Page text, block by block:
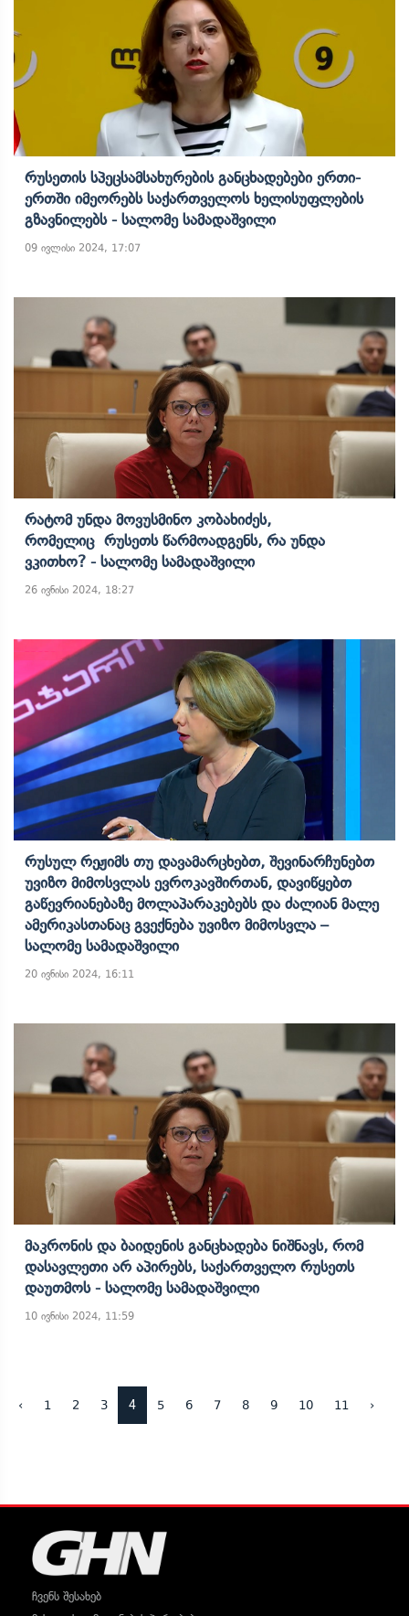
Რუსეთის Სპეცსამსახურების Განცხადებები Ერთი-
Ერთში Იმეორებს Საქართველოს Ხელისუფლების
Გზავნილებს - Სალომე Სამადაშვილი
09 ივლისი 2024, 17:07
Რატომ Უნდა Მოვუსმინო Კობახიძეს,
Რომელიც Რუსეთს Წარმოადგენს, Რა Უნდა
Ვკითხო? - Სალომე Სამადაშვილი
26 ივნისი 2024, 18:27
Რუსულ Რეჟიმს Თუ Დავამარცხებთ, Შევინარჩუნებთ
Უვიზო Მიმოსვლას Ევროკავშირთან, Დავიწყებთ
Გაწევრიანებაზე Მოლაპარაკებებს Და Ძალიან Მალე
Ამერიკასთანაც Გვექნება Უვიზო Მიმოსვლა –
Სალომე Სამადაშვილი
20 ივნისი 2024, 16:11
Მაკრონის Და Ბაიდენის Განცხადება Ნიშნავს, Რომ
Დასავლეთი Არ Აპირებს, Საქართველო Რუსეთს
Დაუთმოს - Სალომე Სამადაშვილი
10 ივნისი 2024, 11:59
‹ 1 2 3 4 5 6 7 8 9 10 11 ›
ჩვენს შესახებ